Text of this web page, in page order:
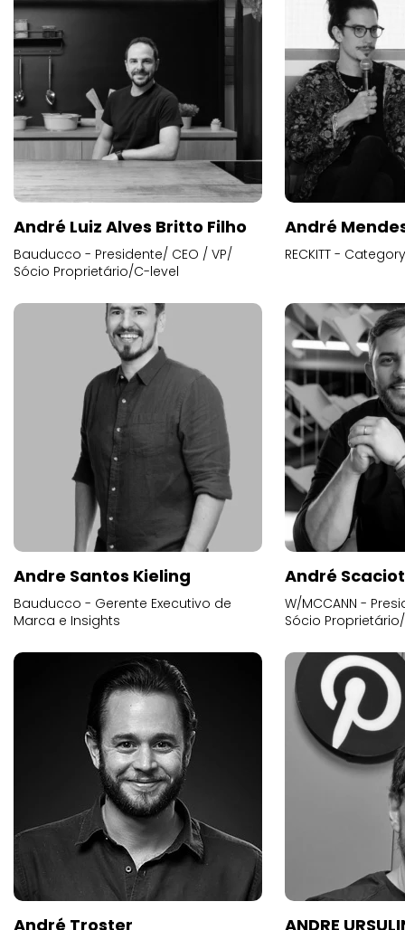
André Luiz Alves Britto Filho
Bauducco - Presidente/ CEO / VP/
Sócio Proprietário/C-level
André
RECKITT -
Andre Santos Kieling
Bauducco - Gerente Executivo de
Marca e Insights
André
W/MCCANN -
Sócio
André Troster ANDRE